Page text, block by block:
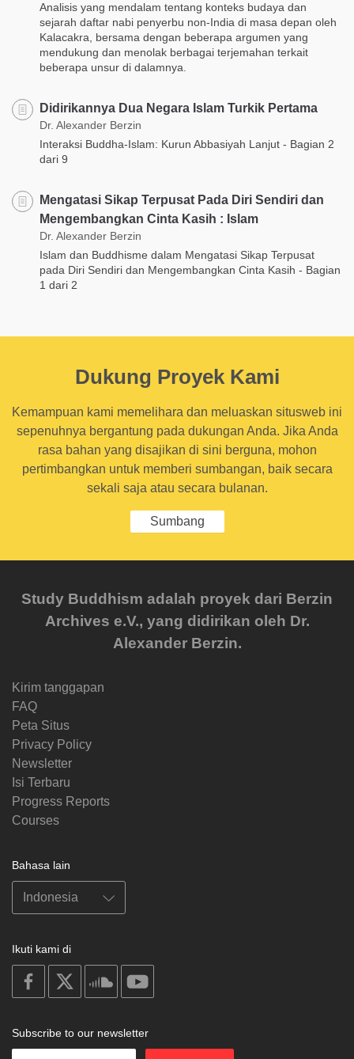
Analisis yang mendalam tentang konteks budaya dan
sejarah daftar nabi penyerbu non-India di masa depan oleh
Kalacakra, bersama dengan beberapa argumen yang
mendukung dan menolak berbagai terjemahan terkait
beberapa unsur di dalamnya.
Didirikannya Dua Negara Islam Turkik Pertama
Dr. Alexander Berzin
Interaksi Buddha-Islam: Kurun Abbasiyah Lanjut - Bagian 2
dari 9
Mengatasi Sikap Terpusat Pada Diri Sendiri dan
Mengembangkan Cinta Kasih : Islam
Dr. Alexander Berzin
Islam dan Buddhisme dalam Mengatasi Sikap Terpusat
pada Diri Sendiri dan Mengembangkan Cinta Kasih - Bagian
1 dari 2
Dukung Proyek Kami
Kemampuan kami memelihara dan meluaskan situsweb ini
sepenuhnya bergantung pada dukungan Anda. Jika Anda
rasa bahan yang disajikan di sini berguna, mohon
pertimbangkan untuk memberi sumbangan, baik secara
sekali saja atau secara bulanan.
Sumbang
Study Buddhism adalah proyek dari Berzin
Archives e.V., yang didirikan oleh Dr.
Alexander Berzin.
Kirim tanggapan
FAQ
Peta Situs
Privacy Policy
Newsletter
Isi Terbaru
Progress Reports
Courses
Bahasa lain
Ikuti kami di
on
facebook
soundcloud
Subscribe to our newsletter